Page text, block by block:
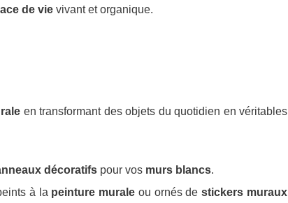
de vie vivant et organique.
en transformant des objets du quotidien en véritables
décoratifs pour vos murs blancs.
à la peinture murale ou ornés destickers muraux